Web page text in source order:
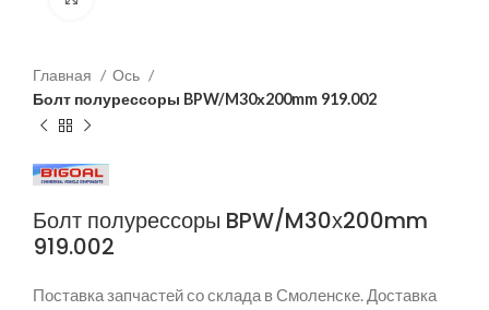
Главная
Ось
Болт полурессоры BPW/M30х200mm 919.002
Болт полурессоры BPW/M30х200mm
919.002
Поставка запчастей со склада в Смоленске. Доставка